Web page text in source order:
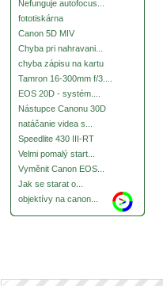
Nefunguje autofocus...
fototiskárna
Canon 5D MIV
Chyba pri nahravani...
chyba zápisu na kartu
Tamron 16-300mm f/3....
EOS 20D - systém....
Nástupce Canonu 30D
natáčanie videa s...
Speedlite 430 III-RT
Velmi pomalý start...
Vyměnit Canon EOS...
Jak se starat o...
objektívy na canon...